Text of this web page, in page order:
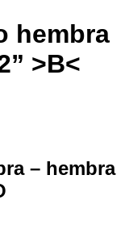
hembra
>B<
– hembra